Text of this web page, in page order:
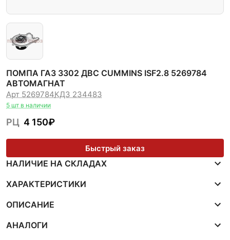
ПОМПА ГАЗ 3302 ДВС CUMMINS ISF2.8 5269784
АВТОМАГНАТ
Арт 5269784КДЗ 234483
5 шт в наличии
РЦ 4 150₽
Быстрый заказ
НАЛИЧИЕ НА СКЛАДАХ
ХАРАКТЕРИСТИКИ
ОПИСАНИЕ
АНАЛОГИ